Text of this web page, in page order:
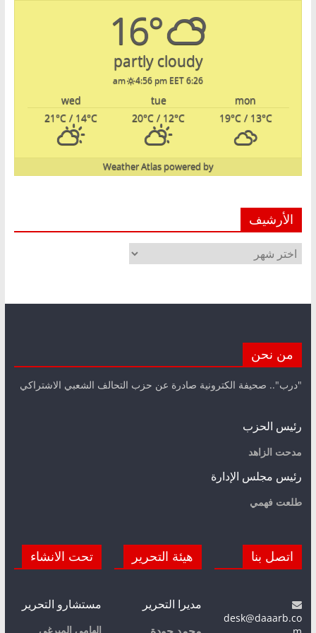
16°
partly cloudy
6:26 am
4:56 pm EET
mon
tue
wed
19°C/ 13°C
20°C / 12°C
21°C / 14°C
powered by
Weather Atlas
الأرشيف
الأرشيف
من نحن
"درب".. صحيفة الكترونية صادرة عن حزب التحالف الشعبي الاشتراكي
رئيس الحزب
مدحت الزاهد
رئيس مجلس الإدارة
طلعت فهمي
اتصل بنا
desk@daaarb.co
هيئة التحرير
مديرا التحرير
تحت الانشاء
مستشارو التحرير
إلهامي الميرغي